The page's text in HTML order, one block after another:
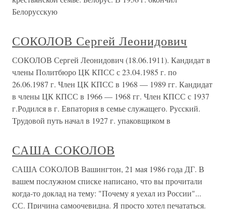
Белорусскую
СОКОЛОВ Сергей Леонидович
СОКОЛОВ Сергей Леонидович (18.06.1911). Кандидат в
члены Политбюро ЦК КПСС с 23.04.1985 г. по
26.06.1987 г. Член ЦК КПСС в 1968 — 1989 гг. Кандидат
в члены ЦК КПСС в 1966 — 1968 гг. Член КПСС с 1937
г.Родился в г. Евпатория в семье служащего. Русский.
Трудовой путь начал в 1927 г. упаковщиком в
САША СОКОЛОВ
САША СОКОЛОВ Вашингтон, 21 мая 1986 года ДГ. В
вашем послужном списке написано, что вы прочитали
когда-то доклад на тему: "Почему я уехал из России"...
СС. Причина самоочевидна. Я просто хотел печататься.